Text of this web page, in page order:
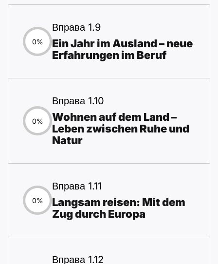
0%
Вправа 1.9
Ein Jahr im Ausland – neue
Erfahrungen im Beruf
0%
Вправа 1.10
Wohnen auf dem Land –
Leben zwischen Ruhe und
Natur
0%
Вправа 1.11
Langsam reisen: Mit dem
Zug durch Europa
Вправа 1.12